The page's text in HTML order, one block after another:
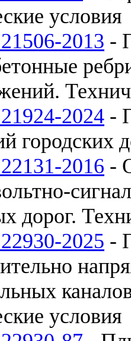
условия
2013 -
2024 -
городских
2016 -
дорог.
2025 -
условия